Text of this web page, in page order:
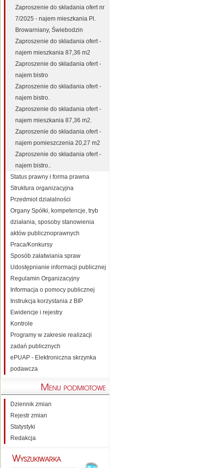
Zaproszenie do składania ofert nr
7/2025 - najem mieszkania Pl.
Browarniany, Świebodzin
Zaproszenie do składania ofert -
najem mieszkania 87,36 m2
Zaproszenie do składania ofert -
najem bistro
Zaproszenie do składania ofert -
najem bistro.
Zaproszenie do składania ofert -
najem mieszkania 87,36 m2.
Zaproszenie do składania ofert -
najem pomieszczenia 20,27 m2
Zaproszenie do składania ofert -
najem bistro..
Status prawny i forma prawna
Struktura organizacyjna
Przedmiot działalności
Organy Spółki, kompetencje, tryb
działania, sposoby stanowienia
aktów publicznoprawnych
Praca/Konkursy
Sposób załatwiania spraw
Udostępnianie informacji publicznej
Regulamin Organizacyjny
Informacja o pomocy publicznej
Instrukcja korzystania z BIP
Ewidencje i rejestry
Kontrole
Programy w zakresie realizacji
zadań publicznych
ePUAP - Elektroniczna skrzynka
podawcza
Dziennik zmian
Rejestr zmian
Statystyki
Redakcja